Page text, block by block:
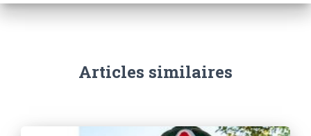
Articles similaires